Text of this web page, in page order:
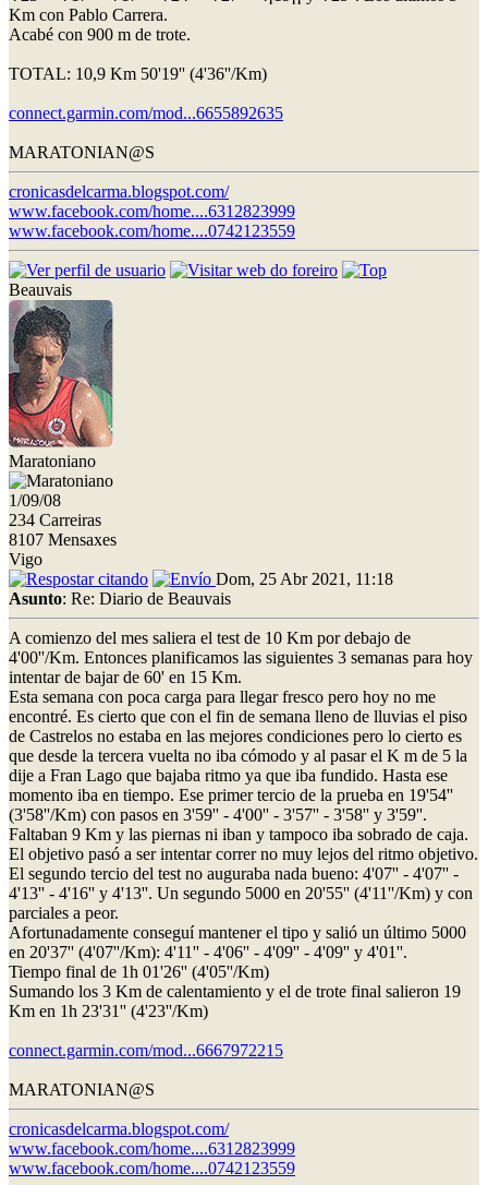
Km con Pablo Carrera.
Acabé con 900 m de trote.
TOTAL: 10,9 Km 50'19'' (4'36''/Km)
connect.garmin.com/mod...6655892635
MARATONIAN@S
cronicasdelcarma.blogspot.com/
www.facebook.com/home....6312823999
www.facebook.com/home....0742123559
Beauvais
Maratoniano
1/09/08
234 Carreiras
8107 Mensaxes
Vigo
Dom, 25 Abr 2021, 11:18
Asunto: Re: Diario de Beauvais
A comienzo del mes saliera el test de 10 Km por debajo de
4'00''/Km. Entonces planificamos las siguientes 3 semanas para hoy
intentar de bajar de 60' en 15 Km.
Esta semana con poca carga para llegar fresco pero hoy no me
encontré. Es cierto que con el fin de semana lleno de lluvias el piso
de Castrelos no estaba en las mejores condiciones pero lo cierto es
que desde la tercera vuelta no iba cómodo y al pasar el K m de 5 la
dije a Fran Lago que bajaba ritmo ya que iba fundido. Hasta ese
momento iba en tiempo. Ese primer tercio de la prueba en 19'54''
(3'58''/Km) con pasos en 3'59'' - 4'00'' - 3'57'' - 3'58'' y 3'59''.
Faltaban 9 Km y las piernas ni iban y tampoco iba sobrado de caja.
El objetivo pasó a ser intentar correr no muy lejos del ritmo objetivo.
El segundo tercio del test no auguraba nada bueno: 4'07'' - 4'07'' -
4'13'' - 4'16'' y 4'13''. Un segundo 5000 en 20'55'' (4'11''/Km) y con
parciales a peor.
Afortunadamente conseguí mantener el tipo y salió un último 5000
en 20'37'' (4'07''/Km): 4'11'' - 4'06'' - 4'09'' - 4'09'' y 4'01''.
Tiempo final de 1h 01'26'' (4'05''/Km)
Sumando los 3 Km de calentamiento y el de trote final salieron 19
Km en 1h 23'31'' (4'23''/Km)
connect.garmin.com/mod...6667972215
MARATONIAN@S
cronicasdelcarma.blogspot.com/
www.facebook.com/home....6312823999
www.facebook.com/home....0742123559